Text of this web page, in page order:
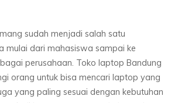
sudah menjadi salah satu
mulai dari mahasiswa sampai ke
perusahaan. Toko laptop Bandung
orang untuk bisa mencari laptop yang
yang paling sesuai dengan kebutuhan